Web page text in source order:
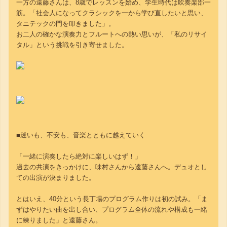
一方の遠藤さんは、8歳でレッスンを始め、学生時代は吹奏楽部一
筋。「社会人になってクラシックを一から学び直したいと思い、
タニテックの門を叩きました」。
お二人の確かな演奏力とフルートへの熱い思いが、「私のリサイ
タル」という挑戦を引き寄せました。
■迷いも、不安も、音楽とともに越えていく
「一緒に演奏したら絶対に楽しいはず！」
過去の共演をきっかけに、味村さんから遠藤さんへ。デュオとし
ての出演が決まりました。
とはいえ、40分という長丁場のプログラム作りは初の試み。「ま
ずはやりたい曲を出し合い、プログラム全体の流れや構成も一緒
に練りました」と遠藤さん。